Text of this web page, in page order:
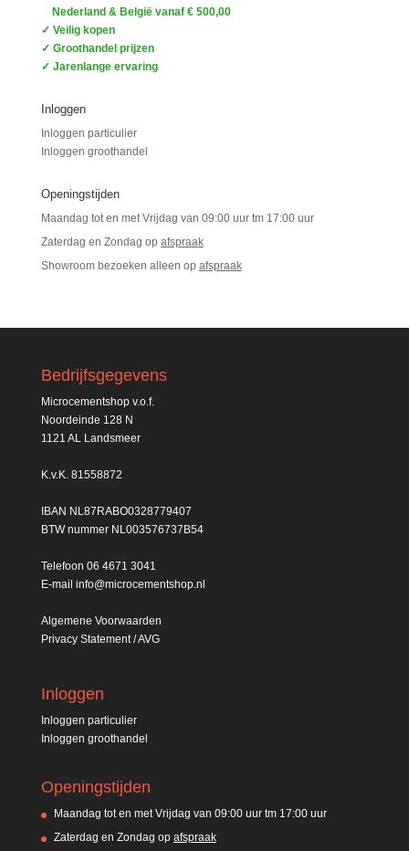
Nederland & België vanaf € 500,00
✓ Veilig kopen
✓ Groothandel prijzen
✓ Jarenlange ervaring
Inloggen
Inloggen particulier
Inloggen groothandel
Openingstijden
Maandag tot en met Vrijdag van 09:00 uur tm 17:00 uur
Zaterdag en Zondag op afspraak
Showroom bezoeken alleen op afspraak
Bedrijfsgegevens
Microcementshop v.o.f.
Noordeinde 128 N
1121 AL Landsmeer
K.v.K. 81558872
IBAN NL87RABO0328779407
BTW nummer NL003576737B54
Telefoon 06 4671 3041
E-mail info@microcementshop.nl
Algemene Voorwaarden
Privacy Statement / AVG
Inloggen
Inloggen particulier
Inloggen groothandel
Openingstijden
Maandag tot en met Vrijdag van 09:00 uur tm 17:00 uur
Zaterdag en Zondag op afspraak